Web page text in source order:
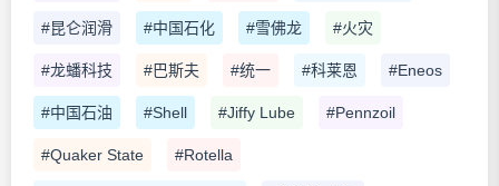
#昆仑润滑 #中国石化 #雪佛龙 #火灾
#龙蟠科技 #巴斯夫 #统一 #科莱恩 #Eneos
#中国石油 #Shell #Jiffy Lube #Pennzoil
#Quaker State #Rotella